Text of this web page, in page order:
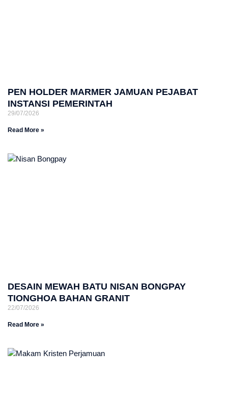
PEN HOLDER MARMER JAMUAN PEJABAT
INSTANSI PEMERINTAH
29/07/2026
Read More »
DESAIN MEWAH BATU NISAN BONGPAY
TIONGHOA BAHAN GRANIT
22/07/2026
Read More »